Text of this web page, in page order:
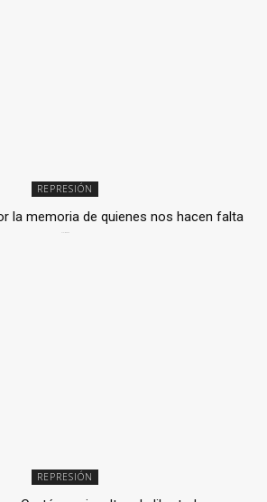
REPRESIÓN
la memoria de quienes nos hacen falta
REPRESIÓN